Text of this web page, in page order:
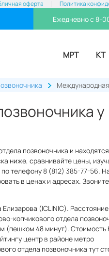
оферта Политика
Ежедневно с 8-
МРТ КТ
Международная
у
позвоночника и находятся
ниже, сравнивайте цены,
телефону 8 (812) 385-77-56.
в ценах и адресах.
(ICLINIC).
копчикового отдела
(пешком 48 минут). Стоимость
центр в районе метро
отдела позвоночника тут